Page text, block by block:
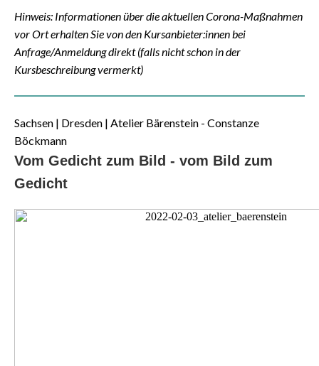
Hinweis: Informationen über die aktuellen Corona-Maßnahmen
vor Ort erhalten Sie von den Kursanbieter:innen bei
Anfrage/Anmeldung direkt (falls nicht schon in der
Kursbeschreibung vermerkt)
Sachsen | Dresden | Atelier Bärenstein - Constanze
Böckmann
Vom Gedicht zum Bild - vom Bild zum
Gedicht